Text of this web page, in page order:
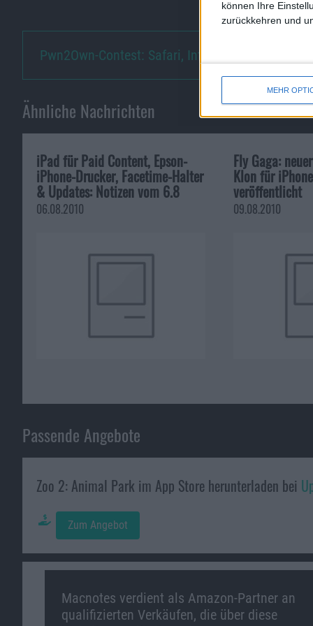
können Ihre
zurückkehren und
MEHR
Pwn2Own-Contest: Safari, Inter…
Ähnliche Nachrichten
iPad für Paid Content, Epson-
iPhone-Drucker, Facetime-Halter
& Updates: Notizen vom 6.8
06.08.2010
Fly Gaga:
Klon für
veröffentlicht
09.08.2010
Passende Angebote
Zoo 2: Animal Park im App Store herunterladen bei
Zum Angebot
Macnotes verdient als Amazon-Partner an
qualifizierten Verkäufen, die über diese